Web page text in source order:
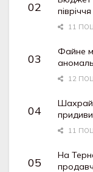
11
Файне
12
11
На